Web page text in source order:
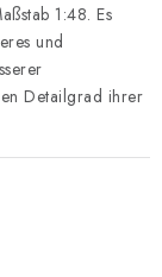
1:48. Es
und
Detailgrad ihrer